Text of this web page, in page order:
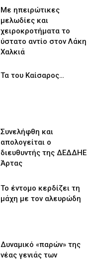
Με ηπειρώτικες
μελωδίες και
χειροκροτήματα το
ύστατο αντίο στον Λάκη
Χαλκιά
Τα του Καίσαρος…
Συνελήφθη και
απολογείται ο
διευθυντής της ΔΕΔΔΗΕ
Άρτας
Το έντομο κερδίζει τη
μάχη με τον αλευρώδη
Δυναμικό «παρών» της
νέας γενιάς των